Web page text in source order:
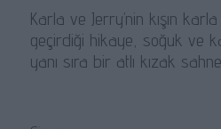
Karla ve Jerry’nin kışın
geçirdiği hikaye, soğuk ve
yanı sıra bir atlı kızak